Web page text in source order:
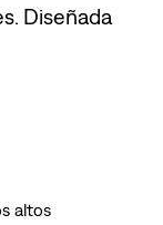
Diseñada
altos